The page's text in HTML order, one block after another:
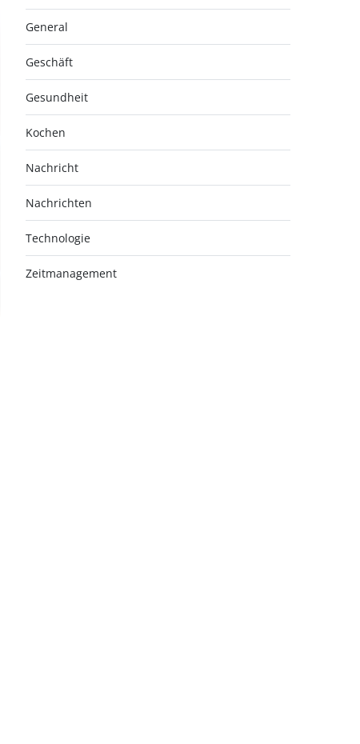
General
Geschäft
Gesundheit
Kochen
Nachricht
Nachrichten
Technologie
Zeitmanagement